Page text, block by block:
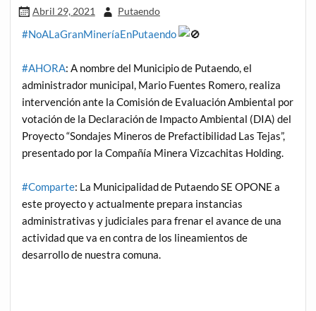
Abril 29, 2021 Putaendo
#NoALaGranMineríaEnPutaendo
#AHORA: A nombre del Municipio de Putaendo, el
administrador municipal, Mario Fuentes Romero, realiza
intervención ante la Comisión de Evaluación Ambiental por
votación de la Declaración de Impacto Ambiental (DIA) del
Proyecto “Sondajes Mineros de Prefactibilidad Las Tejas”,
presentado por la Compañía Minera Vizcachitas Holding.
#Comparte: La Municipalidad de Putaendo SE OPONE a
este proyecto y actualmente prepara instancias
administrativas y judiciales para frenar el avance de una
actividad que va en contra de los lineamientos de
desarrollo de nuestra comuna.